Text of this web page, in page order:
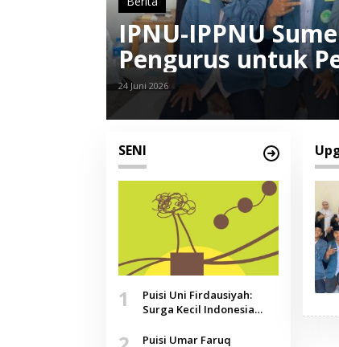
IPNU-IPPNU
Pengurus untuk
24 Juni 2026
SENI
1
Puisi Uni Firdausiyah:
Surga Kecil Indonesia
Doa yang Jauh, Narasi
Puisi Umar Faruq